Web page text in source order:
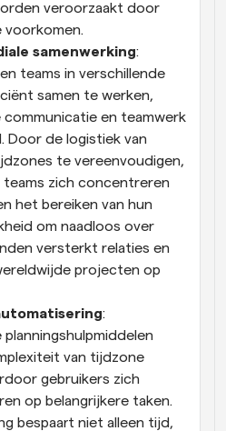
veroorzaakt door
voorkomen.
samenwerking:
teams in verschillende
samen te werken,
en teamwerk
Door de logistiek van
te vereenvoudigen,
teams zich concentreren
het bereiken van hun
om naadloos over
versterkt relaties en
projecten op
:
van tijdzone
gebruikers zich
op belangrijkere taken.
bespaart niet alleen tijd,